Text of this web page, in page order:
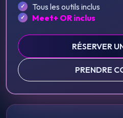
Tous les outils inclus
Meet+ OR inclus
RÉSERVER
PRENDRE